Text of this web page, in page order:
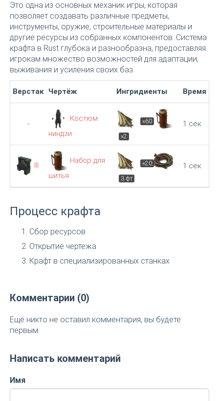
Это одна из основных механик игры, которая
позволяет создавать различные предметы,
инструменты, оружие, строительные материалы и
другие ресурсы из собранных компонентов. Система
крафта в Rust глубока и разнообразна, предоставляя
игрокам множество возможностей для адаптации,
выживания и усиления своих баз.
Верстак Чертёж Ингридиенты Время
-
Костюм
ниндзи
×60
×2
1 сек
III
Набор для
шитья
×20
3 фт
1 сек
Процесс крафта
Сбор ресурсов
Открытие чертежа
Крафт в специализированных станках
Комментарии (0)
Ещё никто не оставил комментария, вы будете
первым.
Написать комментарий
Имя